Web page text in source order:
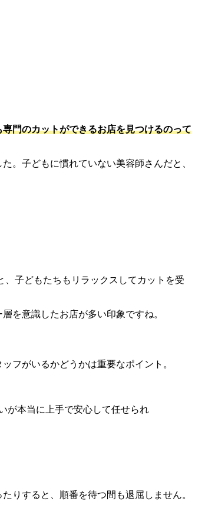
専門のカットができるお店を見つけるのって
。子どもに慣れていない美容師さんだと、
子どもたちもリラックスしてカットを受
を意識したお店が多い印象ですね。
フがいるかどうかは重要なポイント。
が本当に上手で安心して任せられ
りすると、順番を待つ間も退屈しません。